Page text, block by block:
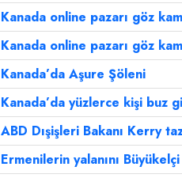
Kanada online pazarı göz
Kanada online pazarı göz
Kanada’da Aşure Şöleni
Kanada’da yüzlerce kişi buz
ABD Dışişleri Bakanı Kerry
Ermenilerin yalanını